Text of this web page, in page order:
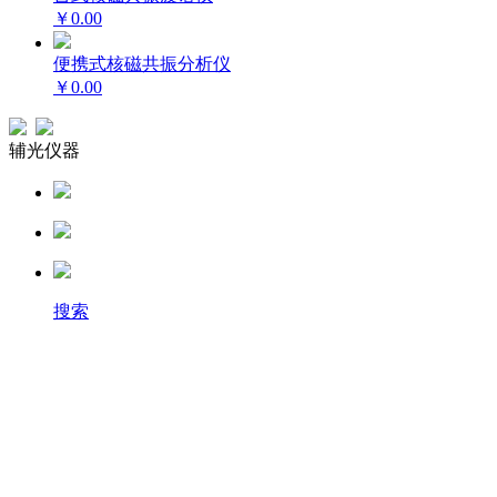
￥0.00
便携式核磁共振分析仪
￥0.00
辅光仪器
搜索